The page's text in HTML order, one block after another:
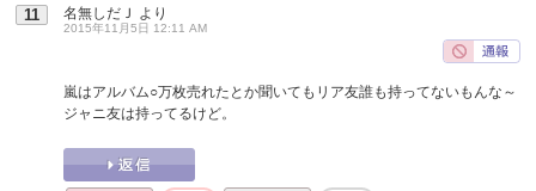
11 名無しだＪ より
2015年11月5日 12:11 AM
嵐はアルバム○万枚売れたとか聞いてもリア友誰も持ってないもんな～
ジャニ友は持ってるけど。